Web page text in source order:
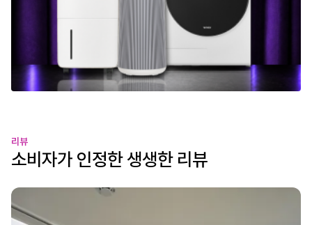
리뷰
소비자가 인정한 생생한 리뷰